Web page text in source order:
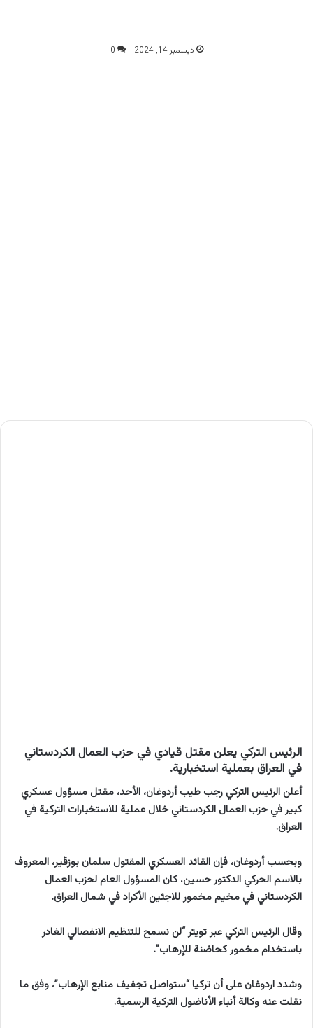
ديسمبر 14, 2024 0
الرئيس التركي يعلن مقتل قيادي في حزب العمال الكردستاني
في العراق بعملية استخبارية.
أعلن الرئيس التركي رجب طيب أردوغان، الأحد، مقتل مسؤول عسكري
كبير في حزب العمال الكردستاني خلال عملية للاستخبارات التركية في
العراق.
وبحسب أردوغان، فإن القائد العسكري المقتول سلمان بوزقير، المعروف
بالاسم الحركي الدكتور حسين، كان المسؤول العام لحزب العمال
الكردستاني في مخيم مخمور للاجئين الأكراد في شمال العراق.
وقال الرئيس التركي عبر تويتر “لن نسمح للتنظيم الانفصالي الغادر
باستخدام مخمور كحاضنة للإرهاب”.
وشدد اردوغان على أن تركيا “ستواصل تجفيف منابع الإرهاب”، وفق ما
نقلت عنه وكالة أنباء الأناضول التركية الرسمية.